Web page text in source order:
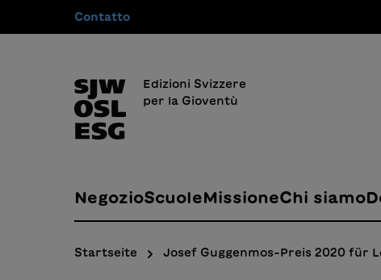
Passa alla navigazione principale
Contatto
Edizioni Svizzere
per la Gioventù
NegozioScuoleMissioneChi siamo
Startseite Josef Guggenmos-Preis 2020 für